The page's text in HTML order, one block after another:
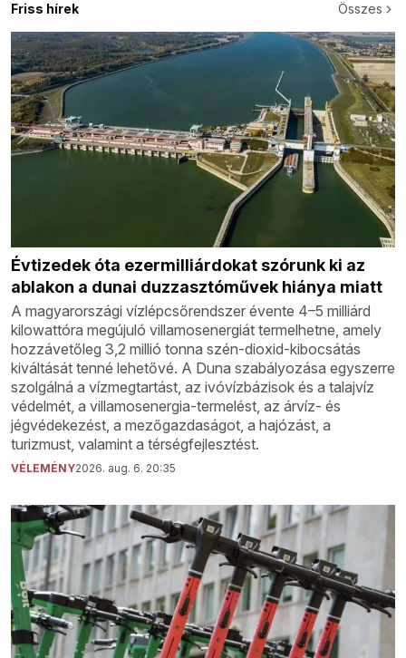
Friss hírek Összes
Évtizedek óta ezermilliárdokat szórunk ki az
ablakon a dunai duzzasztóművek hiánya miatt
A magyarországi vízlépcsőrendszer évente 4–5 milliárd
kilowattóra megújuló villamosenergiát termelhetne, amely
hozzávetőleg 3,2 millió tonna szén-dioxid-kibocsátás
kiváltását tenné lehetővé. A Duna szabályozása egyszerre
szolgálná a vízmegtartást, az ivóvízbázisok és a talajvíz
védelmét, a villamosenergia-termelést, az árvíz- és
jégvédekezést, a mezőgazdaságot, a hajózást, a
turizmust, valamint a térségfejlesztést.
VÉLEMÉNY2026. aug. 6. 20:35